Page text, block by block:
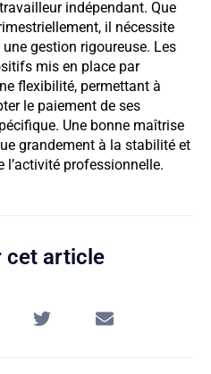
indépendant. Que
il nécessite
gestion rigoureuse. Les
mis en place par
flexibilité, permettant à
le paiement de ses
Une bonne maîtrise
grandement à la stabilité et
l’activité professionnelle.
cet article